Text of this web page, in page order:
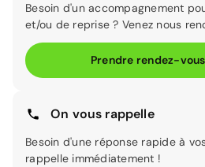
Besoin d'un accompagnement
et/ou de reprise ? Venez nous
Prendre rendez-
On vous rappelle
Besoin d'une réponse rapide à
rappelle immédiatement !